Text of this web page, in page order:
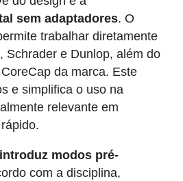
sem adaptadores. O
trabalhar diretamente
Schrader e Dunlop, além do
da marca. Este
e simplifica o uso na
relevante em
introduz modos pré-
com a disciplina,